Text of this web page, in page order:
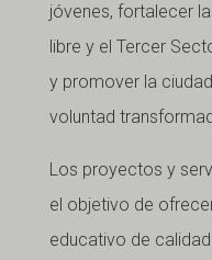
jóvenes, fortalecer
libre y el Tercer
y promover la
voluntad
Los proyectos y
el objetivo de
educativo de